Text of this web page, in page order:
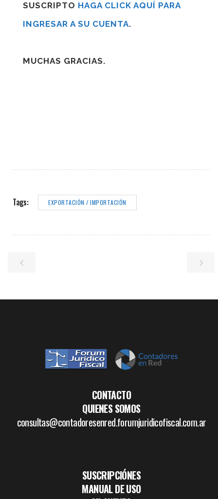
SUSCRIPTO HAGA CLICK AQUÍ PARA
INGRESAR A SU CUENTA.
MUCHAS GRACIAS.
Tags: EXPORTACIÓN / IMPORTACIÓN
CONTACTO
QUIENES SOMOS
consultas@contadoresenred.forumjuridicofiscal.com.ar
SUSCRIPCIÓNES
MANUAL DE USO